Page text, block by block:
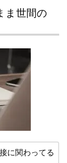
ま世間の
に関わってる